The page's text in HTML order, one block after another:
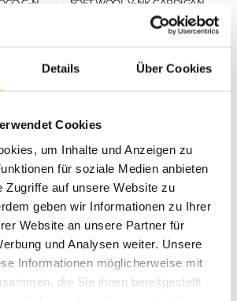
Details Über Cookies
Cookies
um Inhalte und Anzeigen zu
für soziale Medien anbieten
Zugriffe auf unsere Website zu
geben wir Informationen zu Ihrer
Website an unsere Partner für
und Analysen weiter. Unsere
Informationen möglicherweise mit
die Sie ihnen bereitgestellt
€69,99
TEXTURED RELAXED V-NK CARDIGAN LIGHT GREY HEATHER
50%
TOMMY HILFIGER